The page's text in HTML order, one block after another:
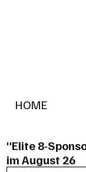
HOME
"Elite 8-
im August 26